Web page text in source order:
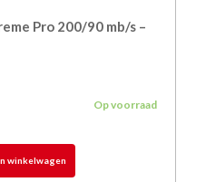
Pro 200/90 mb/s –
Op voorraad
winkelwagen